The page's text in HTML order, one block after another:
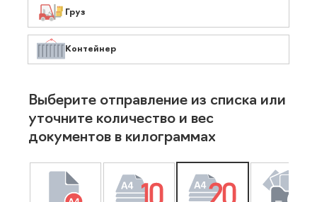
Груз
Контейнер
Выберите отправление из списка или
уточните количество и вес
документов в килограммах